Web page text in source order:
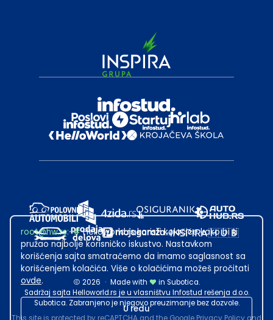
2026 · Made with
in Subotica.
Sadržaj sajta Helloworld.rs je u vlasništvu Infostud rešenja d.o.o.
Subotica. Zabranjeno je njegovo preuzimanje bez dozvole.
root@hw.rs:~#Helloworld.rs koristi kolačiće kako bi ti
pružao najbolje korisničko iskustvo. Nastavkom
korišćenja sajta smatraćemo da imamo saglasnost sa
korišćenjem kolačića. Više o kolačićima možeš pročitati
ovde.
U redu